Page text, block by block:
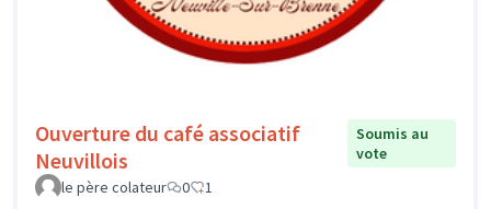
Ouverture du café associatif
Neuvillois
Soumis au
vote
le père colateur
0 1